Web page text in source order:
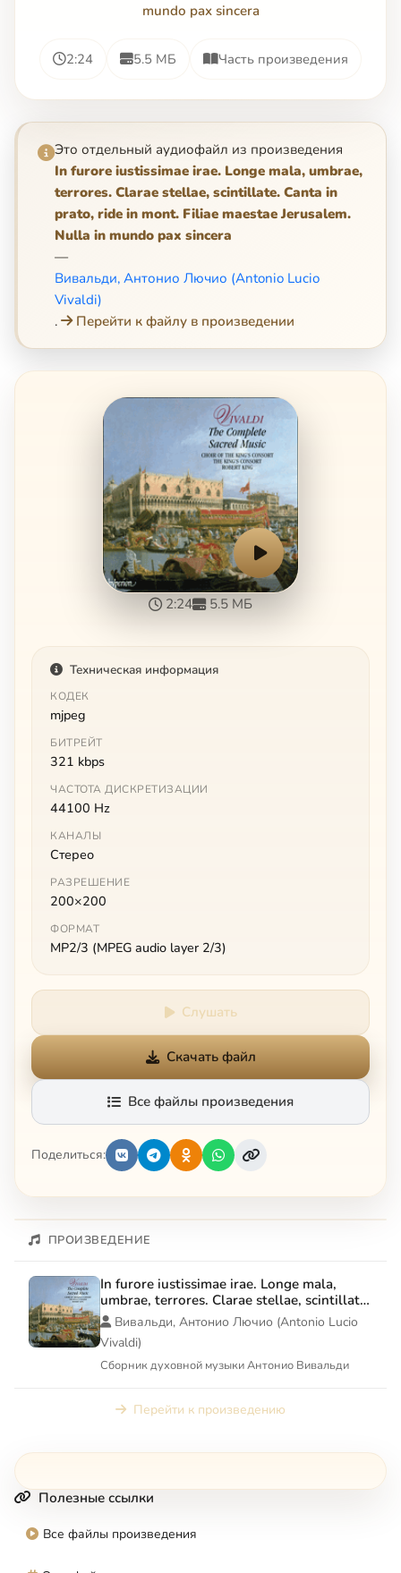
mundo pax sincera
2:24 5.5 МБ Часть произведения
Это отдельный аудиофайл из произведения
In furore iustissimae irae. Longe mala, umbrae,
terrores. Clarae stellae, scintillate. Canta in
prato, ride in mont. Filiae maestae Jerusalem.
Nulla in mundo pax sincera
—
Вивальди, Антонио Лючио (Antonio Lucio
Vivaldi)
.
Перейти к файлу в произведении
2:24 5.5 МБ
Техническая информация
КОДЕК
mjpeg
БИТРЕЙТ
321 kbps
ЧАСТОТА ДИСКРЕТИЗАЦИИ
44100 Hz
КАНАЛЫ
Стерео
РАЗРЕШЕНИЕ
200×200
ФОРМАТ
MP2/3 (MPEG audio layer 2/3)
Слушать
Скачать файл
Все файлы произведения
Поделиться:
ПРОИЗВЕДЕНИЕ
In furore iustissimae irae. Longe mala,
umbrae, terrores. Clarae stellae, scintillate.
Canta in prato, ride in mont. Filiae maestae
Jerusalem. Nulla in mundo pax sincera
Вивальди, Антонио Лючио (Antonio Lucio
Vivaldi)
Сборник духовной музыки Антонио Вивальди
Перейти к произведению
Полезные ссылки
Все файлы произведения